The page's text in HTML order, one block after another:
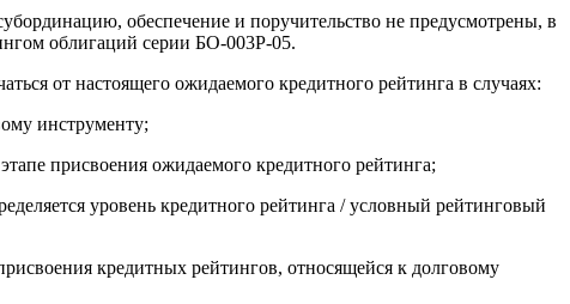
обеспечение и поручительство не предусмотрены, в
облигаций серии БО-003Р-05.
от настоящего ожидаемого кредитного рейтинга в случаях:
инструменту;
присвоения ожидаемого кредитного рейтинга;
уровень кредитного рейтинга / условный рейтинговый
кредитных рейтингов, относящейся к долговому